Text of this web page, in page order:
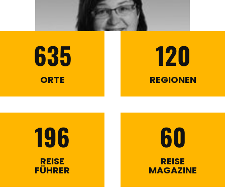
635
ORTE
120
REGIONEN
196
REISE
FÜHRER
60
REISE
MAGAZINE